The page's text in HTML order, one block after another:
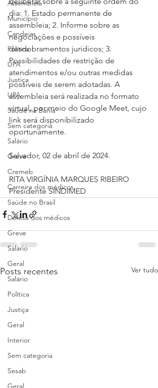
Assembleia
Município
Candeias
Política
UPA
Justiça
UPA
Saúde na Bahia
Sem categoria
Salário
Greve
Cremeb
Carreira dos médicos
Saúde no Brasil
Defesa dos médicos
Greve
Salário
Geral
Salário
Política
Justiça
Geral
Interior
Sem categoria
Sesab
Geral
dia: 1. Estado permanente de
assembleia; 2. Informe sobre as
negociações e possíveis
desdobramentos jurídicos; 3.
Possibilidades de restrição de
atendimentos e/ou outras medidas
possíveis de serem adotadas. A
assembleia será realizada no formato
virtual, por meio do Google Meet, cujo
link será disponibilizado
oportunamente.
Salvador, 02 de abril de 2024.
RITA VIRGÍNIA MARQUES RIBEIRO
Presidente SINDIMED
Posts recentes Ver tudo